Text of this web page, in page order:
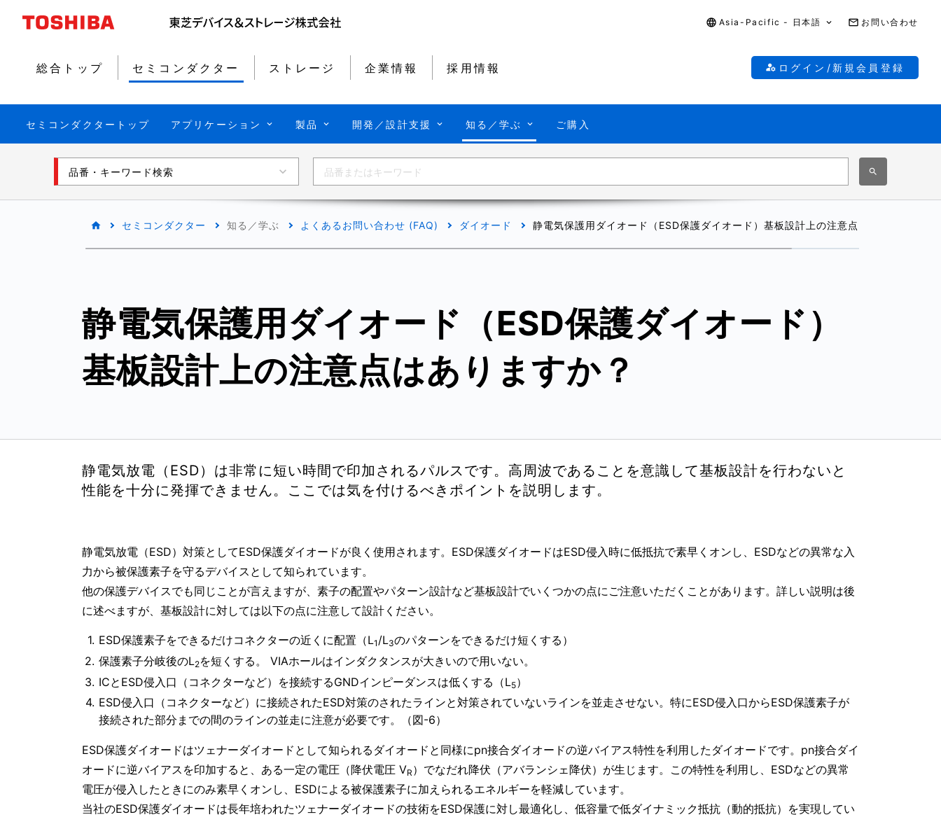
Asia-Pacific - 日本語 お問い合わせ
総合トップ セミコンダクター ストレージ 企業情報 採用情報 ログイン/新規会員登録
セミコンダクタートップ アプリケーション 製品 開発／設計支援 知る／学ぶ ご購入
品番・キーワード検索
セミコンダクター 知る／学ぶ よくあるお問い合わせ (FAQ) ダイオード 静電気保護用ダイオード（ESD保護ダイオード）基板設計上の注意点はありますか？
静電気保護用ダイオード（ESD保護ダイオード）
基板設計上の注意点はありますか？
静電気放電（ESD）は非常に短い時間で印加されるパルスです。高周波であることを意識して基板設計を行わないと
性能を十分に発揮できません。ここでは気を付けるべきポイントを説明します。
静電気放電（ESD）対策としてESD保護ダイオードが良く使用されます。ESD保護ダイオードはESD侵入時に低抵抗で素早くオンし、ESDなどの異常な入
力から被保護素子を守るデバイスとして知られています。
他の保護デバイスでも同じことが言えますが、素子の配置やパターン設計など基板設計でいくつかの点にご注意いただくことがあります。詳しい説明は後
に述べますが、基板設計に対しては以下の点に注意して設計ください。
ESD保護素子をできるだけコネクターの近くに配置（L1 /L3のパターンをできるだけ短くする）
保護素子分岐後のL2を短くする。 VIAホールはインダクタンスが大きいので用いない。
ICとESD侵入口（コネクターなど）を接続するGNDインピーダンスは低くする（L5）
ESD侵入口（コネクターなど）に接続されたESD対策のされたラインと対策されていないラインを並走させない。特にESD侵入口からESD保護素子が
接続された部分までの間のラインの並走に注意が必要です。（図-6）
ESD保護ダイオードはツェナーダイオードとして知られるダイオードと同様にpn接合ダイオードの逆バイアス特性を利用したダイオードです。pn接合ダイ
オードに逆バイアスを印加すると、ある一定の電圧（降伏電圧 VR ）でなだれ降伏（アバランシェ降伏）が生じます。この特性を利用し、ESDなどの異常
電圧が侵入したときにのみ素早くオンし、ESDによる被保護素子に加えられるエネルギーを軽減しています。
当社のESD保護ダイオードは長年培われたツェナーダイオードの技術をESD保護に対し最適化し、低容量で低ダイナミック抵抗（動的抵抗）を実現してい